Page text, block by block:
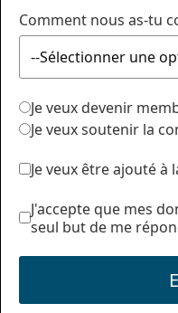
Comment nous as-tu
Je veux devenir
Je veux soutenir la
Je veux être ajouté à
J'accepte que mes
seul but de me